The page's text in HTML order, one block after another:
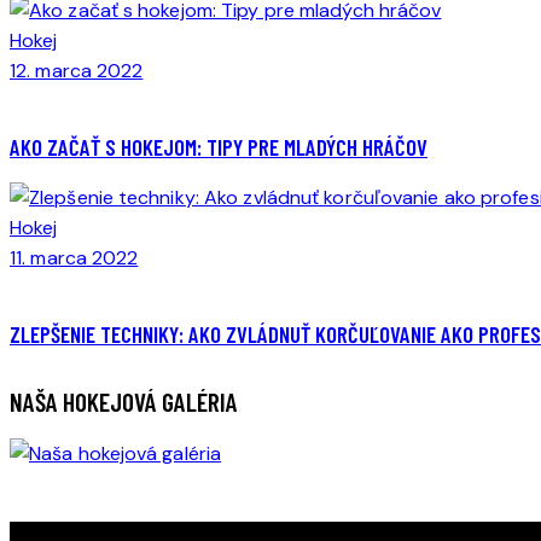
Hokej
12. marca 2022
AKO ZAČAŤ S HOKEJOM: TIPY PRE MLADÝCH HRÁČOV
Hokej
11. marca 2022
ZLEPŠENIE TECHNIKY: AKO ZVLÁDNUŤ KORČUĽOVANIE AKO
NAŠA HOKEJOVÁ GALÉRIA